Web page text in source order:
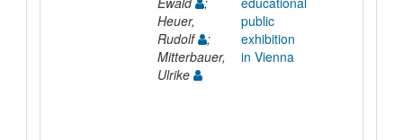
Heuer,
Rudolf
;
Mitterbauer,
Ulrike
public
exhibition
in Vienna